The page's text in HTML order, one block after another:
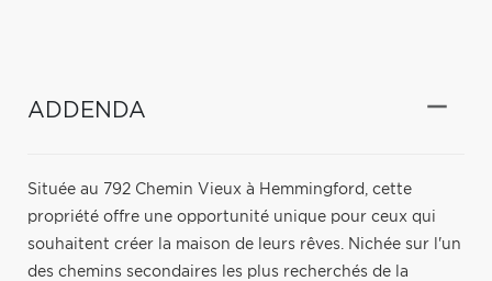
ADDENDA
Située au 792 Chemin Vieux à Hemmingford, cette
propriété offre une opportunité unique pour ceux qui
souhaitent créer la maison de leurs rêves. Nichée sur l'un
des chemins secondaires les plus recherchés de la